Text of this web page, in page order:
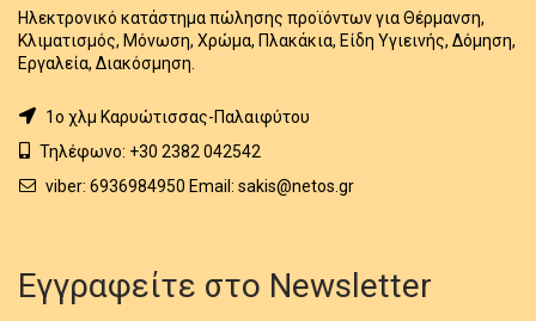
Ηλεκτρονικό κατάστημα πώλησης προϊόντων για Θέρμανση,
Κλιματισμός, Μόνωση, Χρώμα, Πλακάκια, Είδη Υγιεινής, Δόμηση,
Εργαλεία, Διακόσμηση.
1o χλμ Καρυώτισσας-Παλαιφύτου
Τηλέφωνο: +30 2382 042542
viber: 6936984950 Email: sakis@netos.gr
Εγγραφείτε στο Newsletter